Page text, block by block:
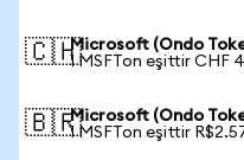
🇨🇭Microsoft (Ondo
1 MSFTon eşittir CHF
🇧🇷Microsoft (Ondo
1 MSFTon eşittir